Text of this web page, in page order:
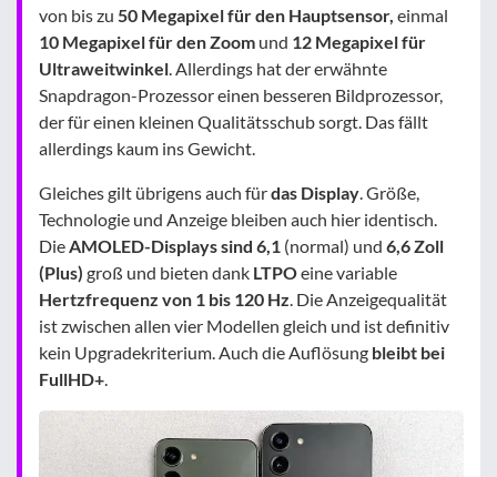
von bis zu 50 Megapixel für den Hauptsensor, einmal
10 Megapixel für den Zoom und 12 Megapixel für
Ultraweitwinkel. Allerdings hat der erwähnte
Snapdragon-Prozessor einen besseren Bildprozessor,
der für einen kleinen Qualitätsschub sorgt. Das fällt
allerdings kaum ins Gewicht.
Gleiches gilt übrigens auch fürdas Display. Größe,
Technologie und Anzeige bleiben auch hier identisch.
DieAMOLED-Displays sind 6,1 (normal) und 6,6 Zoll
(Plus) groß und bieten dank LTPOeine variable
Hertzfrequenz von 1 bis 120 Hz. Die Anzeigequalität
ist zwischen allen vier Modellen gleich und ist definitiv
kein Upgradekriterium. Auch die Auflösung bleibt bei
FullHD+.